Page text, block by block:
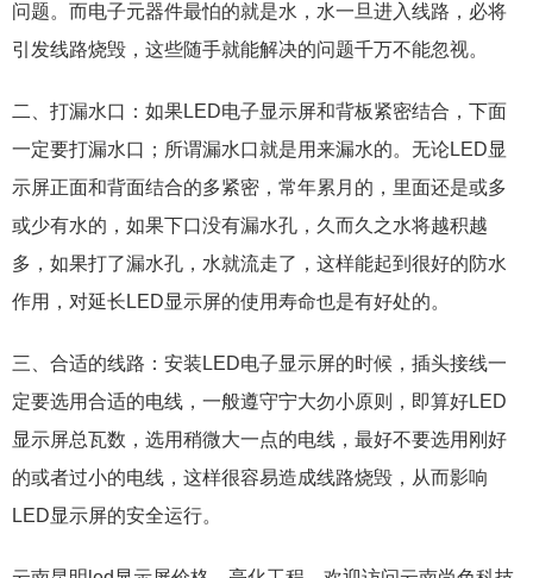
问题。而电子元器件最怕的就是水，水一旦进入线路，必将
引发线路烧毁，这些随手就能解决的问题千万不能忽视。
二、打漏水口：如果LED电子显示屏和背板紧密结合，下面
一定要打漏水口；所谓漏水口就是用来漏水的。无论LED显
示屏正面和背面结合的多紧密，常年累月的，里面还是或多
或少有水的，如果下口没有漏水孔，久而久之水将越积越
多，如果打了漏水孔，水就流走了，这样能起到很好的防水
作用，对延长LED显示屏的使用寿命也是有好处的。
三、合适的线路：安装LED电子显示屏的时候，插头接线一
定要选用合适的电线，一般遵守宁大勿小原则，即算好LED
显示屏总瓦数，选用稍微大一点的电线，最好不要选用刚好
的或者过小的电线，这样很容易造成线路烧毁，从而影响
LED显示屏的安全运行。